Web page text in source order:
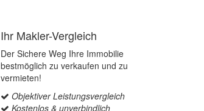
Ihr Makler-Vergleich
Der Sichere Weg Ihre Immobilie
bestmöglich zu verkaufen und zu
vermieten!
Objektiver Leistungsvergleich
Kostenlos & unverbindlich